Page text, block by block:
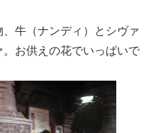
牛（ナンディ）とシヴァ
お供えの花でいっぱいで